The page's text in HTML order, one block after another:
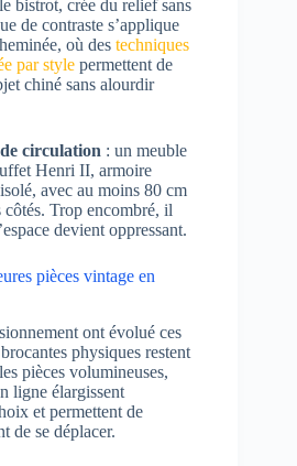
bistrot, crée du relief sans
de contraste s’applique
où des techniques
par style permettent de
chiné sans alourdir
circulation : un meuble
Henri II, armoire
avec au moins 80 cm
côtés. Trop encombré, il
devient oppressant.
pièces vintage en
ont évolué ces
physiques restent
pièces volumineuses,
ligne élargissent
et permettent de
de se déplacer.